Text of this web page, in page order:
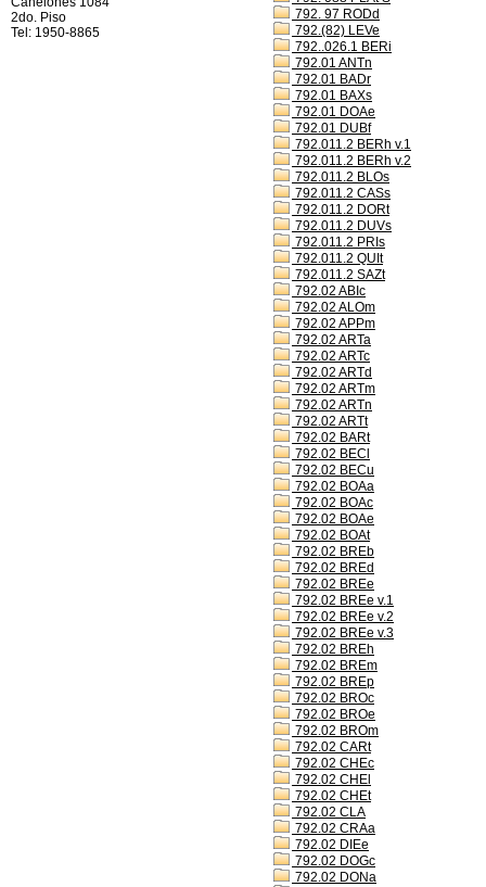
792. 97 RODd
792.(82) LEVe
792..026.1 BERi
792.01 ANTn
792.01 BADr
792.01 BAXs
792.01 DOAe
792.01 DUBf
792.011.2 BERh v.1
792.011.2 BERh v.2
792.011.2 BLOs
792.011.2 CASs
792.011.2 DORt
792.011.2 DUVs
792.011.2 PRIs
792.011.2 QUIt
792.011.2 SAZt
792.02 ABIc
792.02 ALOm
792.02 APPm
792.02 ARTa
792.02 ARTc
792.02 ARTd
792.02 ARTm
792.02 ARTn
792.02 ARTt
792.02 BARt
792.02 BECl
792.02 BECu
792.02 BOAa
792.02 BOAc
792.02 BOAe
792.02 BOAt
792.02 BREb
792.02 BREd
792.02 BREe
792.02 BREe v.1
792.02 BREe v.2
792.02 BREe v.3
792.02 BREh
792.02 BREm
792.02 BREp
792.02 BROc
792.02 BROe
792.02 BROm
792.02 CARt
792.02 CHEc
792.02 CHEl
792.02 CHEt
792.02 CLA
792.02 CRAa
792.02 DIEe
792.02 DOGc
792.02 DONa
2do. Piso
Tel: 1950-8865